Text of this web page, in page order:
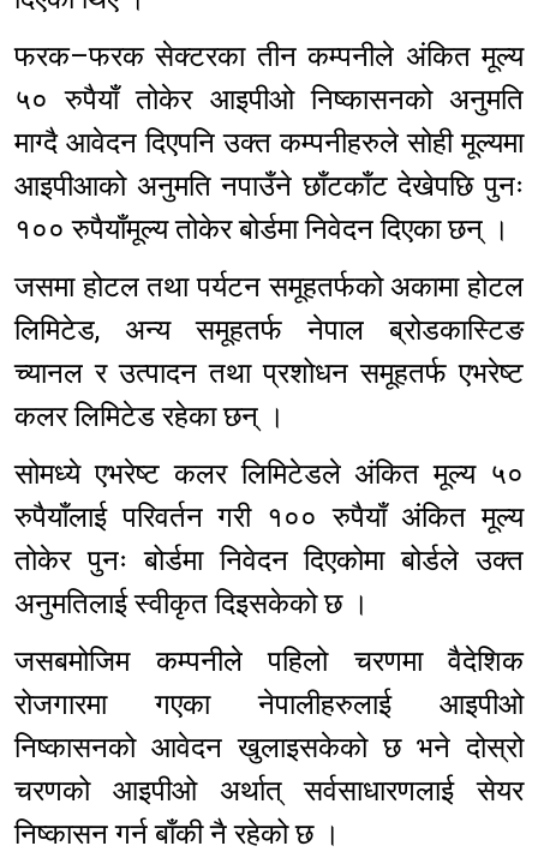
फरक–फरक सेक्टरका तीन कम्पनीले अंकित मूल्य
५० रुपैयाँ तोकेर आइपीओ निष्कासनको अनुमति
माग्दै आवेदन दिएपनि उक्त कम्पनीहरुले सोही मूल्यमा
आइपीआको अनुमति नपाउँने छाँटकाँट देखेपछि पुनः
१०० रुपैयाँमूल्य तोकेर बोर्डमा निवेदन दिएका छन् ।
जसमा होटल तथा पर्यटन समूहतर्फको अकामा होटल
लिमिटेड, अन्य समूहतर्फ नेपाल ब्रोडकास्टिङ
च्यानल र उत्पादन तथा प्रशोधन समूहतर्फ एभरेष्ट
कलर लिमिटेड रहेका छन् ।
सोमध्ये एभरेष्ट कलर लिमिटेडले अंकित मूल्य ५०
रुपैयाँलाई परिवर्तन गरी १०० रुपैयाँ अंकित मूल्य
तोकेर पुनः बोर्डमा निवेदन दिएकोमा बोर्डले उक्त
अनुमतिलाई स्वीकृत दिइसकेको छ ।
जसबमोजिम कम्पनीले पहिलो चरणमा वैदेशिक
रोजगारमा गएका नेपालीहरुलाई आइपीओ
निष्कासनको आवेदन खुलाइसकेको छ भने दोस्रो
चरणको आइपीओ अर्थात् सर्वसाधारणलाई सेयर
निष्कासन गर्न बाँकी नै रहेको छ ।